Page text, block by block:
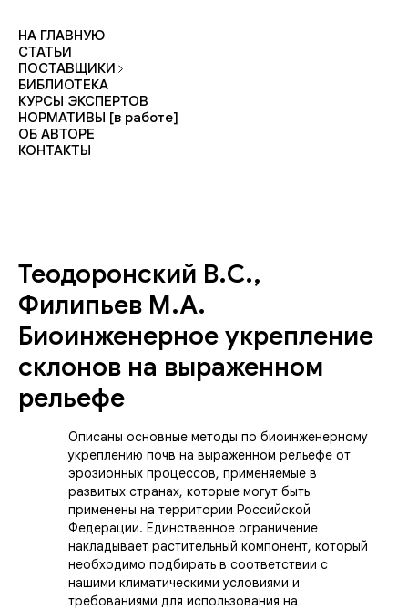
НА ГЛАВНУЮ
СТАТЬИ
ПОСТАВЩИКИ
БИБЛИОТЕКА
КУРСЫ ЭКСПЕРТОВ
НОРМАТИВЫ [в работе]
ОБ АВТОРЕ
КОНТАКТЫ
Теодоронский В.С.,
Филипьев М.А.
Биоинженерное укрепление
склонов на выраженном
рельефе
Описаны основные методы по биоинженерному
укреплению почв на выраженном рельефе от
эрозионных процессов, применяемые в
развитых странах, которые могут быть
применены на территории Российской
Федерации. Единственное ограничение
накладывает растительный компонент, который
необходимо подбирать в соответствии с
нашими климатическими условиями и
требованиями для использования на